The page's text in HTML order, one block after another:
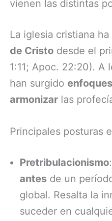
vienen las distintas
La iglesia cristiana
de Cristo desde el
1:11; Apoc. 22:20). A
han surgido enfoques
armonizar las
Principales posturas
Pretribulacionismo
antes de un
global. Resalta la
suceder en